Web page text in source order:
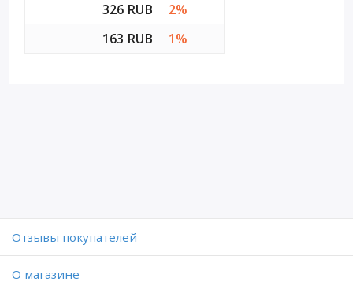
326 RUB
2%
163 RUB
1%
Отзывы покупателей
O магазине